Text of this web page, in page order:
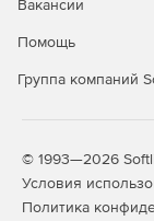
Вакансии
Помощь
Группа компаний
© 1993—2026
Условия
Политика